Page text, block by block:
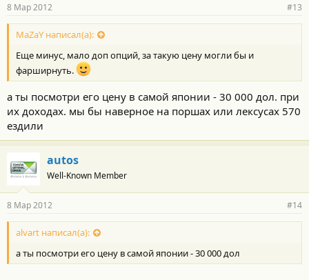
8 Мар 2012 #13
MaZaY написал(а):
Еще минус, мало доп опций, за такую цену могли бы и
фарширнуть.
а ты посмотри его цену в самой японии - 30 000 дол. при
их доходах. мы бы наверное на поршах или лексусах 570
ездили
autos
Well-Known Member
8 Мар 2012 #14
alvart написал(а):
а ты посмотри его цену в самой японии - 30 000 дол